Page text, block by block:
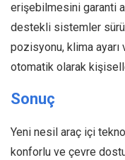
erişebilmesini garanti
destekli sistemler
pozisyonu, klima
otomatik olarak
Sonuç
Yeni nesil araç içi
konforlu ve çevre